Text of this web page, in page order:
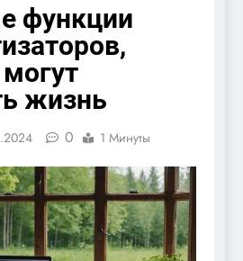
функции
жизнь
0 1 Минуты